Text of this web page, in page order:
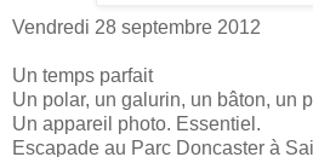
Vendredi 28 septembre 2012
Un temps parfait
Un polar, un galurin, un bâton, un
Un appareil photo. Essentiel.
Escapade au Parc Doncaster à